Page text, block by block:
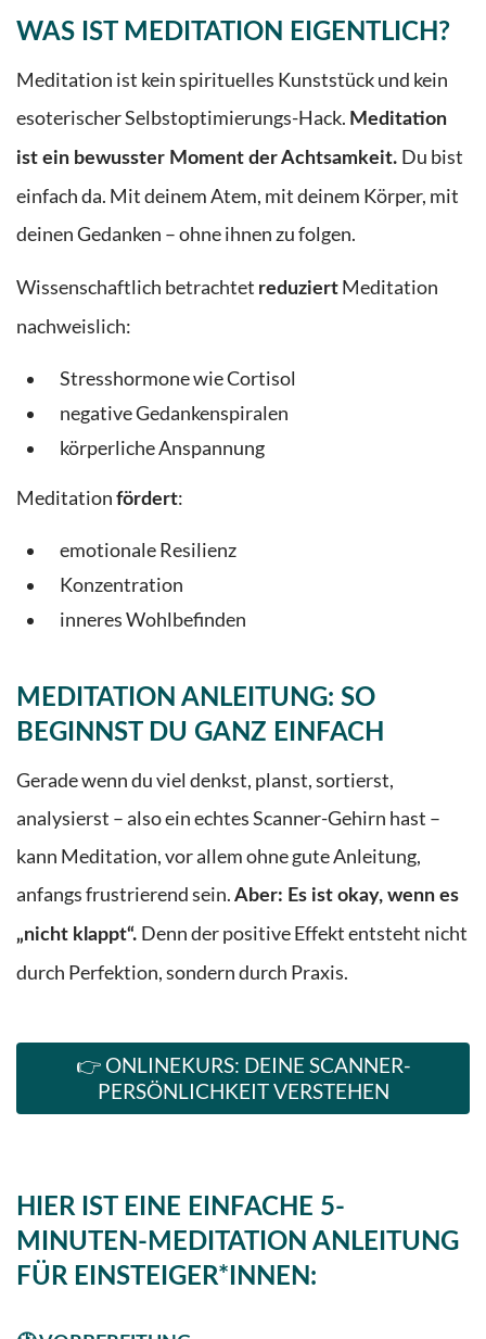
WAS IST MEDITATION EIGENTLICH?
Meditation ist kein spirituelles Kunststück und kein
esoterischer Selbstoptimierungs-Hack. Meditation
ist ein bewusster Moment der Achtsamkeit. Du bist
einfach da. Mit deinem Atem, mit deinem Körper, mit
deinen Gedanken – ohne ihnen zu folgen.
Wissenschaftlich betrachtet reduziert Meditation
nachweislich:
Stresshormone wie Cortisol
negative Gedankenspiralen
körperliche Anspannung
Meditation fördert:
emotionale Resilienz
Konzentration
inneres Wohlbefinden
MEDITATION ANLEITUNG: SO
BEGINNST DU GANZ EINFACH
Gerade wenn du viel denkst, planst, sortierst,
analysierst – also ein echtes Scanner-Gehirn hast –
kann Meditation, vor allem ohne gute Anleitung,
anfangs frustrierend sein. Aber: Es ist okay, wenn es
„nicht klappt“. Denn der positive Effekt entsteht nicht
durch Perfektion, sondern durch Praxis.
👉 ONLINEKURS: DEINE SCANNER-
PERSÖNLICHKEIT VERSTEHEN
HIER IST EINE EINFACHE 5-
MINUTEN-MEDITATION ANLEITUNG
FÜR EINSTEIGER*INNEN: